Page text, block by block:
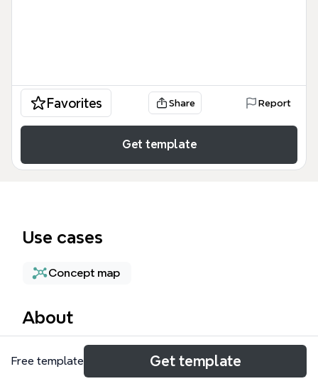
Favorites Share Report
Get template
Use cases
Concept map
About
La plantilla 'Demanda Global' es un mapa mental de
61 nodos diseñado para modelar y proyectar la
Free template Get template